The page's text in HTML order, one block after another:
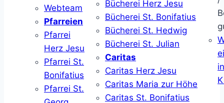
Webteam
Pfarreien
Pfarrei
Herz Jesu
Pfarrei St.
Bonifatius
Pfarrei St.
Bücherei Herz Jesu
Bücherei St. Bonifatius
Bücherei St. Hedwig
Bücherei St. Julian
Caritas
Caritas Herz Jesu
Caritas Maria zur Höhe
Caritas St. Bonifatius